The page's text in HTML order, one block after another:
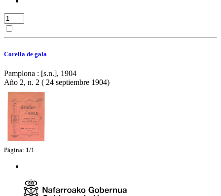
Corella de gala
Pamplona : [s.n.], 1904
Año 2, n. 2 ( 24 septiembre 1904)
Página: 1/1